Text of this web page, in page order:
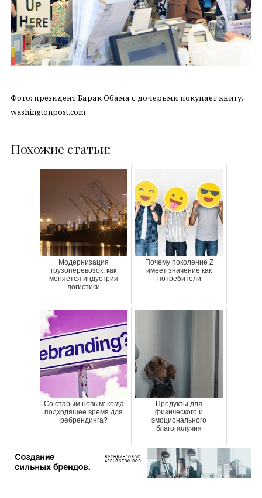
Фото: президент Барак Обама с дочерьми покупает книгу,
washingtonpost.com
Похожие статьи:
Модернизация
грузоперевозок: как
меняется индустрия
логистики
Почему поколение Z
имеет значение как
потребители
Со старым новым: когда
подходящее время для
ребрендинга?
Продукты для
физического и
эмоционального
благополучия